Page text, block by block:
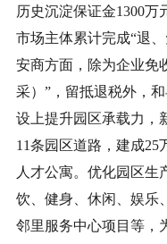
历史沉淀保证金1300万
市场主体累计完成“退
安商方面，除为企业免
采）”，留抵退税外，
设上提升园区承载力，
11条园区道路，建成25
人才公寓。优化园区生
饮、健身、休闲、娱乐
邻里服务中心项目等，